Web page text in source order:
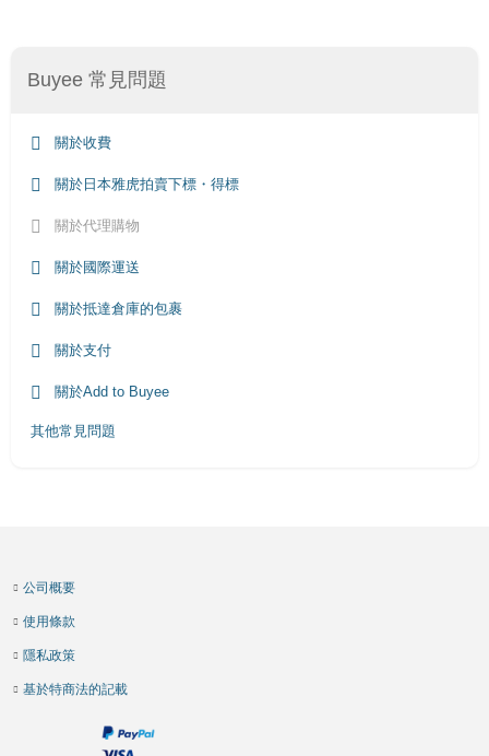
Buyee 常見問題
關於收費
關於日本雅虎拍賣下標・得標
關於代理購物
關於國際運送
關於抵達倉庫的包裹
關於支付
關於Add to Buyee
其他常見問題
公司概要
使用條款
隱私政策
基於特商法的記載